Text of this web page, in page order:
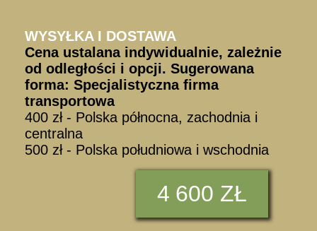
WYSYŁKA I DOSTAWA
Cena ustalana indywidualnie, zależnie
od odległości i opcji. Sugerowana
forma: Specjalistyczna firma
transportowa
400 zł - Polska północna, zachodnia i
centralna
500 zł - Polska południowa i wschodnia
4 600 ZŁ